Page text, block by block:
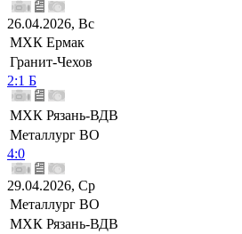
26.04.2026, Вс
МХК Ермак
Гранит-Чехов
2:1 Б
МХК Рязань-ВДВ
Металлург ВО
4:0
29.04.2026, Ср
Металлург ВО
МХК Рязань-ВДВ